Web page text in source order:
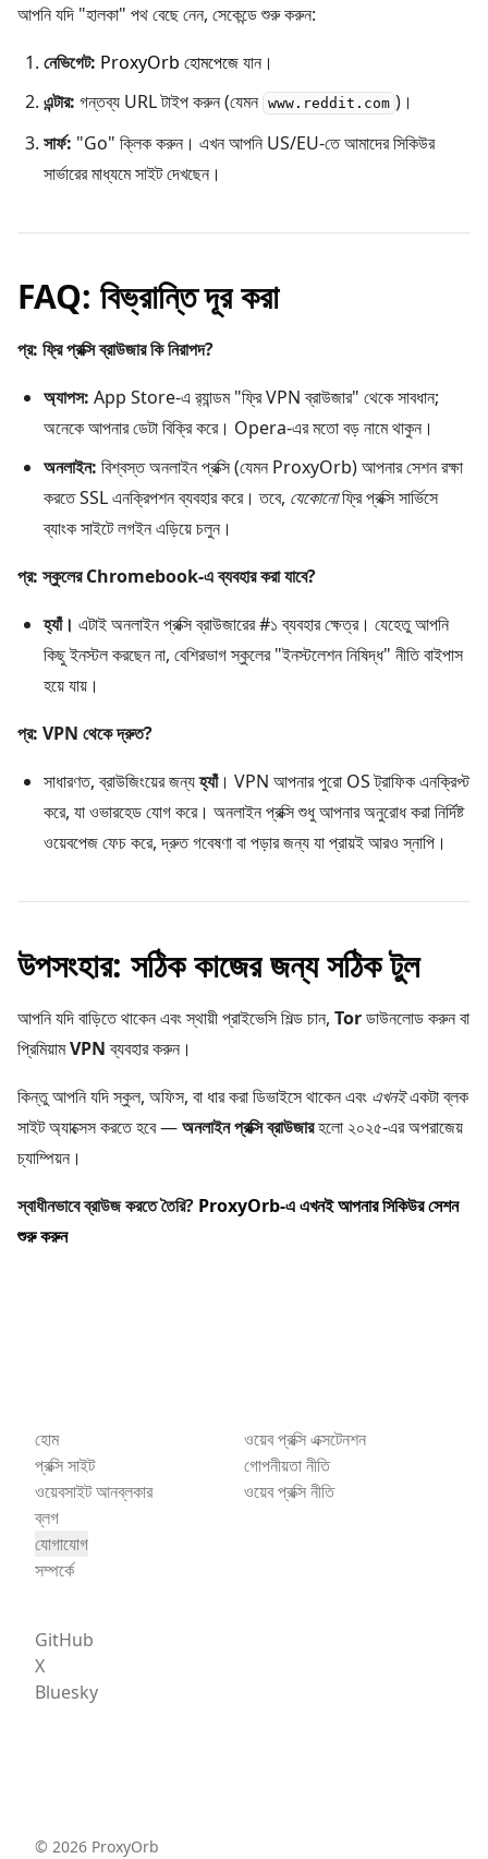
আপনি যদি "হালকা" পথ বেছে নেন, সেকেন্ডে শুরু করুন:
নেভিগেট: ProxyOrb হোমপেজেযান।
এন্টার: গন্তব্য URL টাইপ করুন (যেমন www.reddit.com )।
সার্ফ: "Go" ক্লিক করুন। এখন আপনি US/EU-তে আমাদের সিকিউর
সার্ভারের মাধ্যমে সাইট দেখছেন।
FAQ: বিভ্রান্তি দূর করা
প্র: ফ্রি প্রক্সি ব্রাউজার কি নিরাপদ?
অ্যাপস: App Store-এ র‍্যান্ডম "ফ্রি VPN ব্রাউজার" থেকে সাবধান;
অনেকে আপনার ডেটা বিক্রি করে। Opera-এর মতো বড় নামে থাকুন।
অনলাইন: বিশ্বস্ত অনলাইন প্রক্সি (যেমন ProxyOrb) আপনার সেশন রক্ষা
করতে SSL এনক্রিপশন ব্যবহার করে। তবে, যেকোনোফ্রি প্রক্সি সার্ভিসে
ব্যাংক সাইটে লগইন এড়িয়ে চলুন।
প্র: স্কুলের Chromebook-এ ব্যবহার করা যাবে?
হ্যাঁ। এটাই অনলাইন প্রক্সি ব্রাউজারের #১ ব্যবহার ক্ষেত্র। যেহেতু আপনি
কিছু ইনস্টল করছেন না, বেশিরভাগ স্কুলের "ইনস্টলেশন নিষিদ্ধ" নীতি বাইপাস
হয়ে যায়।
প্র: VPN থেকে দ্রুত?
সাধারণত, ব্রাউজিংয়ের জন্যহ্যাঁ। VPN আপনার পুরো OS ট্রাফিক এনক্রিপ্ট
করে, যা ওভারহেড যোগ করে। অনলাইন প্রক্সি শুধু আপনার অনুরোধ করা নির্দিষ্ট
ওয়েবপেজ ফেচ করে, দ্রুত গবেষণা বা পড়ার জন্য যা প্রায়ই আরও স্নাপি।
উপসংহার: সঠিক কাজের জন্য সঠিক টুল
আপনি যদি বাড়িতে থাকেন এবং স্থায়ী প্রাইভেসি শিল্ড চান, Torডাউনলোড করুন বা
প্রিমিয়ামVPNব্যবহার করুন।
কিন্তু আপনি যদি স্কুল, অফিস, বা ধার করা ডিভাইসে থাকেন এবং এখনইএকটা ব্লক
সাইট অ্যাক্সেস করতে হবে —অনলাইন প্রক্সি ব্রাউজারহলো ২০২৫-এর অপরাজেয়
চ্যাম্পিয়ন।
স্বাধীনভাবে ব্রাউজ করতে তৈরি? ProxyOrb-এ এখনই আপনার সিকিউর সেশন
শুরু করুন
হোম
প্রক্সি সাইট
ওয়েবসাইট আনব্লকার
ব্লগ
যোগাযোগ
সম্পর্কে
ওয়েব প্রক্সি এক্সটেনশন
গোপনীয়তা নীতি
ওয়েব প্রক্সি নীতি
GitHub
X
Bluesky
© 2026 ProxyOrb